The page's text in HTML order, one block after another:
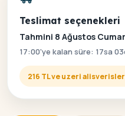
Teslimat seçenekleri
Tahmini 8 Ağustos
17:00'ye kalan süre: 17sa
216 TL ve uzeri